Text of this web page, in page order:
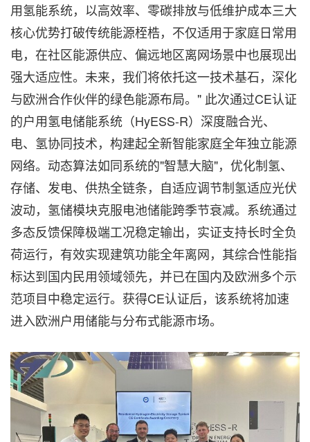
用氢能系统，以高效率、零碳排放与低维护成本三大
核心优势打破传统能源桎梏，不仅适用于家庭日常用
电，在社区能源供应、偏远地区离网场景中也展现出
强大适应性。未来，我们将依托这一技术基石，深化
与欧洲合作伙伴的绿色能源布局。" 此次通过CE认证
的户用氢电储能系统（HyESS-R）深度融合光、
电、氢协同技术，构建起全新智能家庭全年独立能源
网络。动态算法如同系统的"智慧大脑"，优化制氢、
存储、发电、供热全链条，自适应调节制氢适应光伏
波动，氢储模块克服电池储能跨季节衰减。系统通过
多态反馈保障极端工况稳定输出，实证支持长时全负
荷运行，有效实现建筑功能全年离网，其综合性能指
标达到国内民用领域领先，并已在国内及欧洲多个示
范项目中稳定运行。获得CE认证后，该系统将加速
进入欧洲户用储能与分布式能源市场。